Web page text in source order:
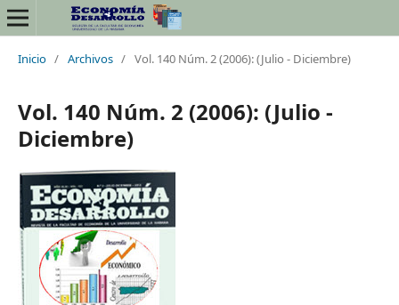
Inicio / Archivos / Vol. 140 Núm. 2 (2006): (Julio - Diciembre)
Vol. 140 Núm. 2 (2006): (Julio -
Diciembre)